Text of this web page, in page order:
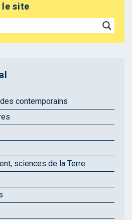
le site
contemporains
sciences de la Terre